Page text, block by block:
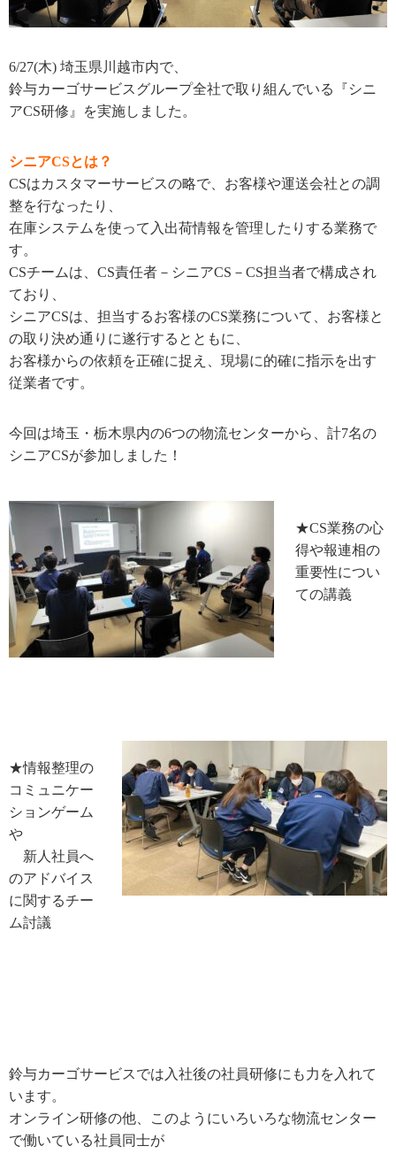
6/27(木) 埼玉県川越市内で、
鈴与カーゴサービスグループ全社で取り組んでいる『シニ
アCS研修』を実施しました。
シニアCSとは？
CSはカスタマーサービスの略で、お客様や運送会社との調
整を行なったり、
在庫システムを使って入出荷情報を管理したりする業務で
す。
CSチームは、 CS責任者－シニアCS － CS担当者で構成され
ており、
シニアCSは、担当するお客様のCS業務について、お客様と
の取り決め通りに遂行するとともに、
お客様からの依頼を正確に捉え、現場に的確に指示を出す
従業者です。
今回は埼玉・栃木県内の6つの物流センターから、計7名の
シニアCSが参加しました！
★CS業務の心
得や報連相の
重要性につい
ての講義
★情報整理の
コミュニケー
ションゲーム
や
新人社員へ
のアドバイス
に関するチー
ム討議
鈴与カーゴサービスでは入社後の社員研修にも力を入れて
います。
オンライン研修の他、このようにいろいろな物流センター
で働いている社員同士が